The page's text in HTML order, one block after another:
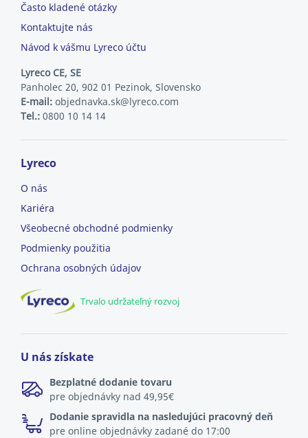
Často kladené otázky
Kontaktujte nás
Návod k vášmu Lyreco účtu
Lyreco CE, SE
Panholec 20, 902 01 Pezinok, Slovensko
E-mail: objednavka.sk@lyreco.com
Tel.: 0800 10 14 14
Lyreco
O nás
Kariéra
Všeobecné obchodné podmienky
Podmienky použitia
Ochrana osobných údajov
Trvalo udržateľný rozvoj
U nás získate
Bezplatné dodanie tovaru
pre objednávky nad 49,95€
Dodanie spravidla na nasledujúci pracovný deň
pre online objednávky zadané do 17:00